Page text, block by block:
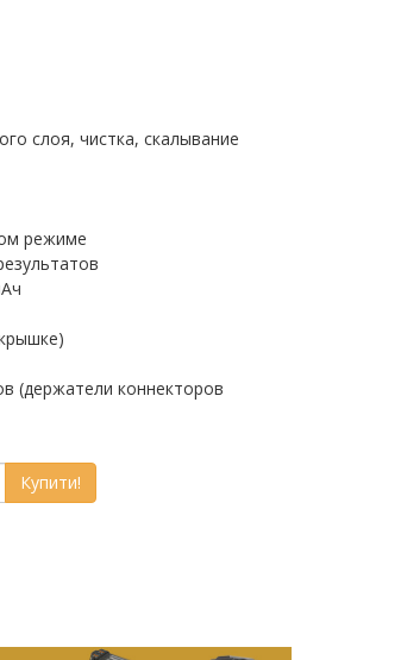
слоя, чистка, скалывание
режиме
(держатели коннекторов
Купити!